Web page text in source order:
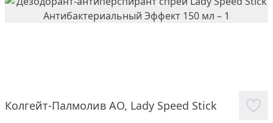
Колгейт-Палмолив АО, Lady Speed Stick